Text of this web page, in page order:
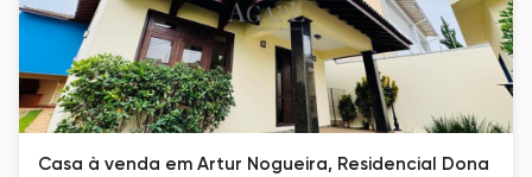
Casa à venda em Artur Nogueira, Residencial Dona